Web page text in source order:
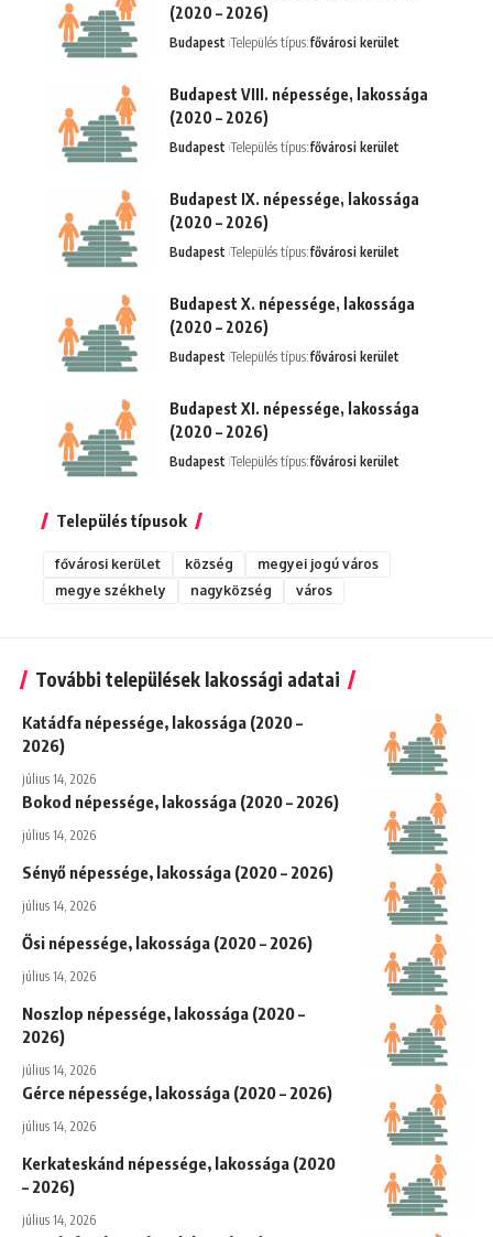
(2020 – 2026)
Budapest Település típus:fővárosi kerület
Budapest VIII. népessége, lakossága
(2020 – 2026)
Budapest Település típus:fővárosi kerület
Budapest IX. népessége, lakossága
(2020 – 2026)
Budapest Település típus:fővárosi kerület
Budapest X. népessége, lakossága
(2020 – 2026)
Budapest Település típus:fővárosi kerület
Budapest XI. népessége, lakossága
(2020 – 2026)
Budapest Település típus:fővárosi kerület
Település típusok
fővárosi kerület község
megyei jogú város
megye székhely
nagyközség város
További települések lakossági adatai
Katádfa népessége, lakossága (2020 –
2026)
július 14, 2026
Bokod népessége, lakossága (2020 – 2026)
július 14, 2026
Sényő népessége, lakossága (2020 – 2026)
július 14, 2026
Ősi népessége, lakossága (2020 – 2026)
július 14, 2026
Noszlop népessége, lakossága (2020 –
2026)
július 14, 2026
Gérce népessége, lakossága (2020 – 2026)
július 14, 2026
Kerkateskánd népessége, lakossága (2020
– 2026)
július 14, 2026